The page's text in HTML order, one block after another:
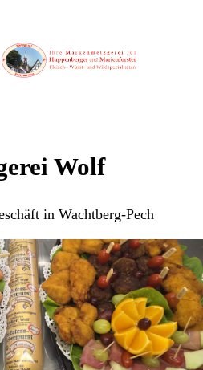
Wolf
in Wachtberg-Pech